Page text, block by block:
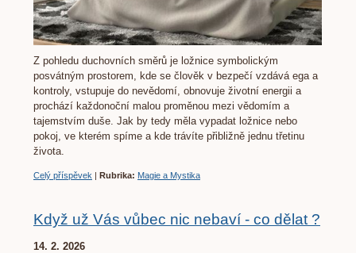
Z pohledu duchovních směrů je ložnice symbolickým
posvátným prostorem, kde se člověk v bezpečí vzdává ega a
kontroly, vstupuje do nevědomí, obnovuje životní energii a
prochází každonoční malou proměnou mezi vědomím a
tajemstvím duše. Jak by tedy měla vypadat ložnice nebo
pokoj, ve kterém spíme a kde trávíte přibližně jednu třetinu
života.
Celý příspěvek | Rubrika: Magie a Mystika
Když už Vás vůbec nic nebaví - co dělat ?
14. 2. 2026